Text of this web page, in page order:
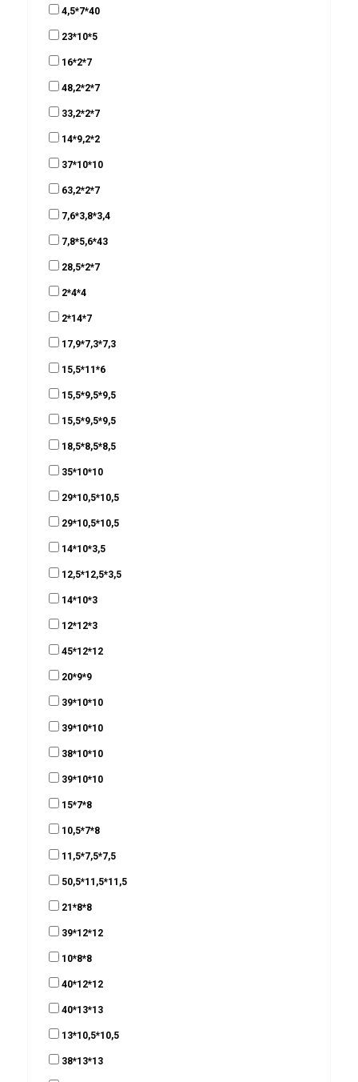
4,5*7*40
23*10*5
16*2*7
48,2*2*7
33,2*2*7
14*9,2*2
37*10*10
63,2*2*7
7,6*3,8*3,4
7,8*5,6*43
28,5*2*7
2*4*4
2*14*7
17,9*7,3*7,3
15,5*11*6
15,5*9,5*9,5
15,5*9,5*9,5
18,5*8,5*8,5
35*10*10
29*10,5*10,5
29*10,5*10,5
14*10*3,5
12,5*12,5*3,5
14*10*3
12*12*3
45*12*12
20*9*9
39*10*10
39*10*10
38*10*10
39*10*10
15*7*8
10,5*7*8
11,5*7,5*7,5
50,5*11,5*11,5
21*8*8
39*12*12
10*8*8
40*12*12
40*13*13
13*10,5*10,5
38*13*13